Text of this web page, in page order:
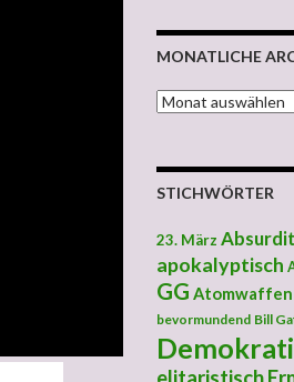
MONATLICHE
MONATLICHE
STICHWÖRTER
23. März
apokalyptisch
GG Atomwaffen
bevormundend Bill